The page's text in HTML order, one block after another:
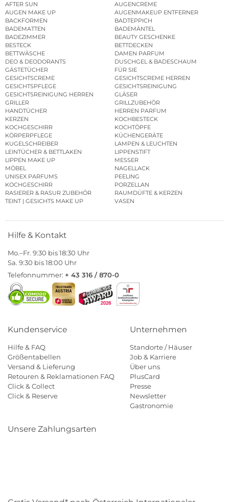
AFTER SUN
AUGENCREME
AUGEN MAKE UP
AUGENMAKEUP ENTFERNER
BACKFORMEN
BADTEPPICH
BADEMATTEN
BADEMÄNTEL
BADEZIMMER
BEAUTY GESCHENKE
BESTECK
BETTDECKEN
BETTWÄSCHE
DAMEN PARFUM
DEO & DEODORANTS
DUSCHGEL & BADESCHAUM
GÄSTETÜCHER
FÜR SIE
GESICHTSCREME
GESICHTSCREME HERREN
GESICHTSPFLEGE
GESICHTSREINIGUNG
GESICHTSREINIGUNG HERREN
GLÄSER
GRILLER
GRILLZUBEHÖR
HANDTÜCHER
HERREN PARFUM
KERZEN
KOCHBESTECK
KOCHGESCHIRR
KOCHTÖPFE
KÖRPERPFLEGE
KÜCHENGERÄTE
KUGELSCHREIBER
LAMPEN & LEUCHTEN
LEINTÜCHER & BETTLAKEN
LIPPENSTIFT
LIPPEN MAKE UP
MESSER
MÖBEL
NAGELLACK
UNISEX PARFUMS
PEELING
KOCHGESCHIRR
PORZELLAN
RASIERER & RASUR ZUBEHÖR
RAUMDÜFTE & KERZEN
TEINT | GESICHTS MAKE UP
VASEN
Hilfe & Kontakt
Mo.–Fr. 9:30 bis 18:30 Uhr
Sa. 9:30 bis 18:00 Uhr
Telefonnummer: + 43 316 / 870-0
Kundenservice
Hilfe & FAQ
Größentabellen
Versand & Lieferung
Retouren & Reklamationen FAQ
Click & Collect
Click & Reserve
Unternehmen
Standorte / Häuser
Job & Karriere
Über uns
PlusCard
Presse
Newsletter
Gastronomie
Unsere Zahlungsarten